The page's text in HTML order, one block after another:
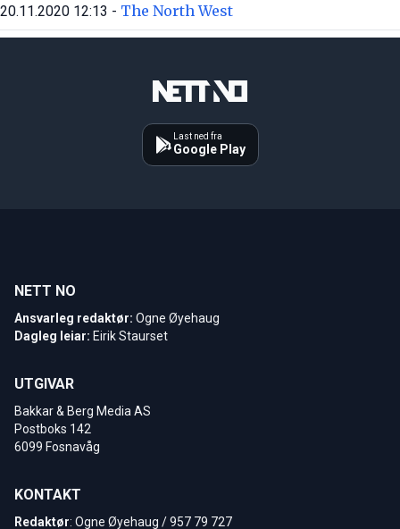
20.11.2020 12:13 - The North West
Last ned fra
Google Play
NETT NO
Ansvarleg redaktør: Ogne Øyehaug
Dagleg leiar: Eirik Staurset
UTGIVAR
Bakkar & Berg Media AS
Postboks 142
6099 Fosnavåg
KONTAKT
Redaktør: Ogne Øyehaug / 957 79 727